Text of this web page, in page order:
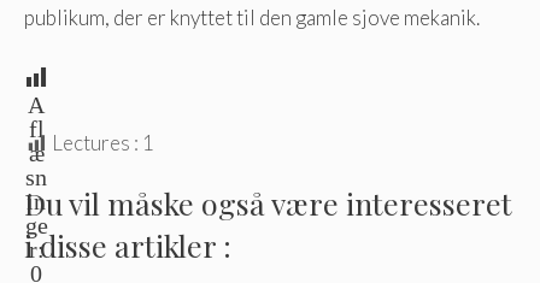
publikum, der er knyttet til den gamle sjove mekanik.
A
fl
æ
sn
in
ge
r:
0
Lectures : 1
Du vil måske også være interesseret
i disse artikler :